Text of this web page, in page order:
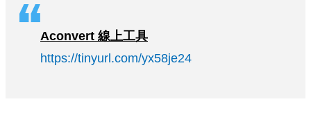
Aconvert 線上工具
https://tinyurl.com/yx58je24